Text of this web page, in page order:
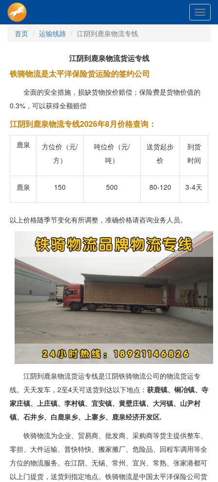
首页
运输线路 江阴到鹿泉物流专线
江阴到鹿泉物流货运专线
铁骑物流是太平洋保险货运险的签约公司
全面的安全措施，损缺货物按价赔偿；保险费是货物价值的
0.3%，可以获得全额赔偿
江阴到鹿泉物流专线2026年8月价格查询：
鹿泉
方位价（元/
方）
吨位价（元/
吨）
送货起步
价
到货
时间
鹿泉 150 500 80-120 3-4天
以上价格随季节变化有所调整，准确价格请咨询业务人员。
江阴到鹿泉物流货运专线是江阴铁骑物流公司的物流货运专
线。天天发车，2至4天可送货到达以下地点： 获鹿镇、铜冶镇、寺
家庄镇、上庄镇、李村镇、宜安镇、黄壁庄镇、大河镇、山尹村
镇、石井乡、白鹿泉乡、上寨乡、鹿泉经济开发区.
铁骑物流为企业、贸易商、批发商、采购商等货主提供整车、
零担、大件运输、普快特快、搬家搬厂、危险品、回程车调用等全
方位的物流服务。在江阴、无锡、常州、宜兴、常熟、张家港都可
以上门提货，送货到指定地点。铁骑物流是中国太平洋保险公司货